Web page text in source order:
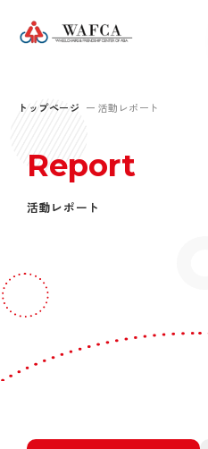
トップページ 活動レポート
Report
活動レポート